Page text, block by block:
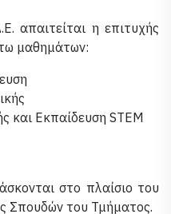
απαιτείται η επιτυχής
μαθημάτων:
και Εκπαίδευση STEM
στο πλαίσιο του
Σπουδών του Τμήματος.